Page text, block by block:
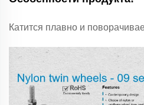
Катится плавно и